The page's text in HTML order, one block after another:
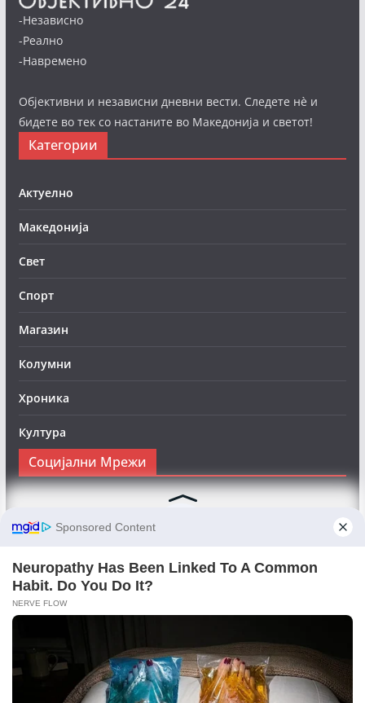
-Независно
-Реално
-Навремено
Објективни и независни дневни вести. Следете нè и
бидете во тек со настаните во Македонија и светот!
Категории
Актуелно
Македонија
Свет
Спорт
Магазин
Колумни
Хроника
Култура
Социјални Мрежи
Следете нè на Фејсбук за да сте во тек со најновите